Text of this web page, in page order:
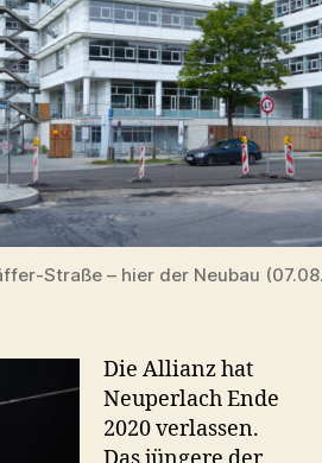
Straße – hier der Neubau
Die Allianz hat
Neuperlach Ende
2020 verlassen.